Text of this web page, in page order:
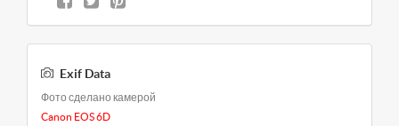
Exif Data
Фото сделано камерой
Canon EOS 6D